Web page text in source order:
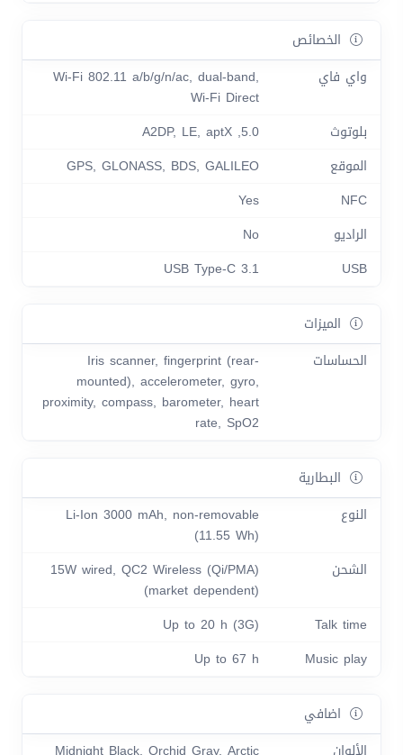
الخصائص
واي فاي
Wi-Fi 802.11 a/b/g/n/ac, dual-band,
Wi-Fi Direct
بلوتوث
5.0, A2DP, LE, aptX
الموقع
GPS, GLONASS, BDS, GALILEO
NFC
Yes
الراديو
No
USB
USB Type-C 3.1
الميزات
الحساسات
Iris scanner, fingerprint (rear-
mounted), accelerometer, gyro,
proximity, compass, barometer, heart
rate, SpO2
البطارية
النوع
Li-Ion 3000 mAh, non-removable
(11.55 Wh)
الشحن
15W wired, QC2 Wireless (Qi/PMA)
(market dependent)
Talk time
Up to 20 h (3G)
Music play
Up to 67 h
اضافي